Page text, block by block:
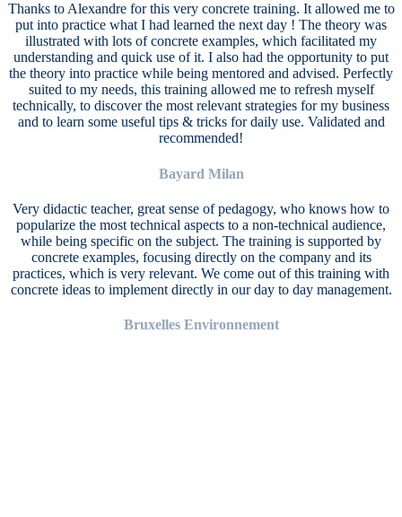
Thanks to Alexandre for this very concrete training. It allowed me to
put into practice what I had learned the next day ! The theory was
illustrated with lots of concrete examples, which facilitated my
understanding and quick use of it. I also had the opportunity to put
the theory into practice while being mentored and advised. Perfectly
suited to my needs, this training allowed me to refresh myself
technically, to discover the most relevant strategies for my business
and to learn some useful tips & tricks for daily use. Validated and
recommended!
Bayard Milan
Very didactic teacher, great sense of pedagogy, who knows how to
popularize the most technical aspects to a non-technical audience,
while being specific on the subject. The training is supported by
concrete examples, focusing directly on the company and its
practices, which is very relevant. We come out of this training with
concrete ideas to implement directly in our day to day management.
Bruxelles Environnement